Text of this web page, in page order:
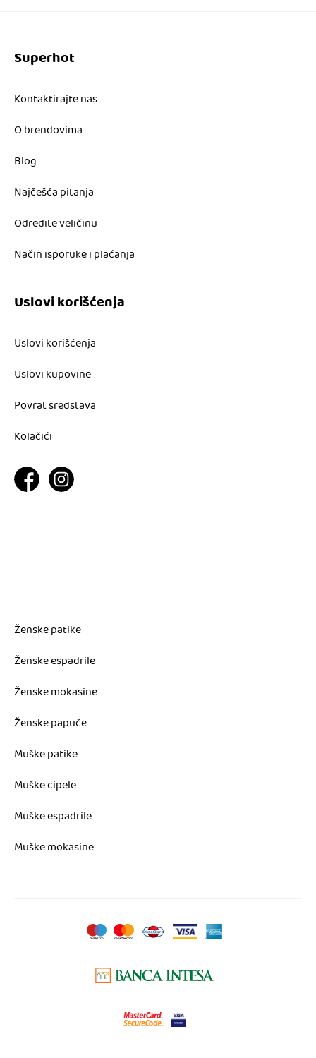
Superhot
Kontaktirajte nas
O brendovima
Blog
Najčešća pitanja
Odredite veličinu
Način isporuke i plaćanja
Uslovi korišćenja
Uslovi korišćenja
Uslovi kupovine
Povrat sredstava
Kolačići
Ženske patike
Ženske espadrile
Ženske mokasine
Ženske papuče
Muške patike
Muške cipele
Muške espadrile
Muške mokasine